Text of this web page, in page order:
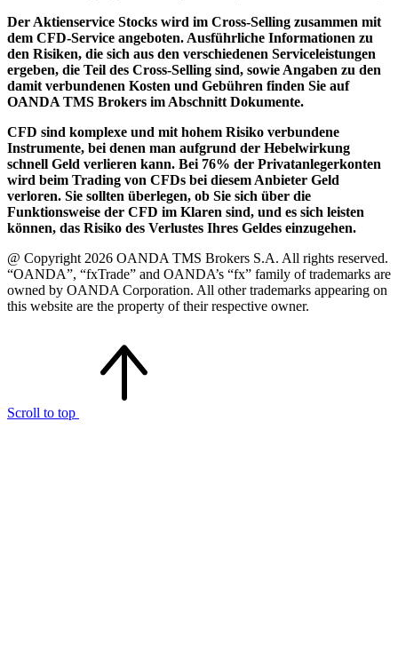
Der Aktienservice Stocks wird im Cross-Selling zusammen mit
dem CFD-Service angeboten. Ausführliche Informationen zu
den Risiken, die sich aus den verschiedenen Serviceleistungen
ergeben, die Teil des Cross-Selling sind, sowie Angaben zu den
damit verbundenen Kosten und Gebühren finden Sie auf
OANDA TMS Brokers im Abschnitt Dokumente.
CFD sind komplexe und mit hohem Risiko verbundene
Instrumente, bei denen man aufgrund der Hebelwirkung
schnell Geld verlieren kann. Bei 76% der Privatanlegerkonten
wird beim Trading von CFDs bei diesem Anbieter Geld
verloren. Sie sollten überlegen, ob Sie sich über die
Funktionsweise der CFD im Klaren sind, und es sich leisten
können, das Risiko des Verlustes Ihres Geldes einzugehen.
@ Copyright 2026 OANDA TMS Brokers S.A. All rights reserved.
“OANDA”, “fxTrade” and OANDA’s “fx” family of trademarks are
owned by OANDA Corporation. All other trademarks appearing on
this website are the property of their respective owner.
Scroll to top